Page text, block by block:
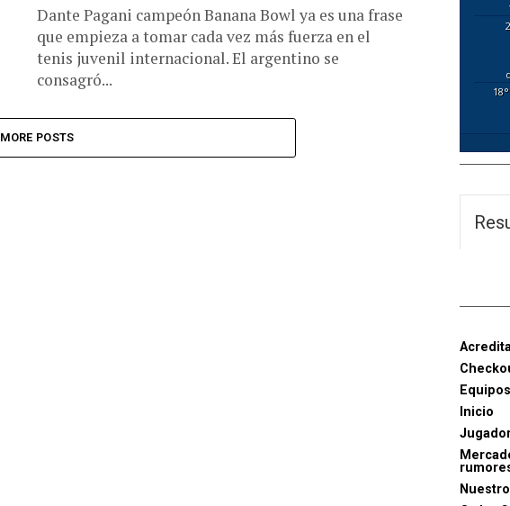
Dante Pagani campeón Banana Bowl ya es una frase
que empieza a tomar cada vez más fuerza en el
tenis juvenil internacional. El argentino se
consagró...
MORE POSTS
18
Inicio